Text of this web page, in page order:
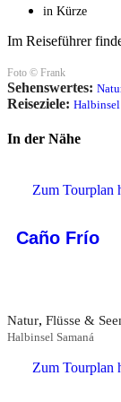
in Kürze
Im Reiseführer
Foto © Frank
Sehenswertes:
Reiseziele: Halbinsel
In der Nähe
Zum Tourplan
Caño Frío
Natur, Flüsse &
Halbinsel Samaná
Zum Tourplan